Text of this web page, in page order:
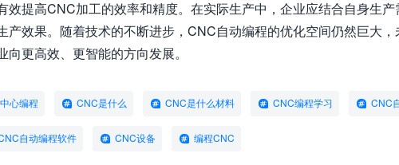
效提高CNC加工的效率和精度。在实际生产中，企业应结合自身生产
产效果。随着技术的不断进步，CNC自动编程的优化空间仍然巨大，
更高效、更智能的方向发展。
心编程 CNC是什么 CNC是什么材料 CNC编程学习 CNC
自动编程软件 CNC设备 编程CNC